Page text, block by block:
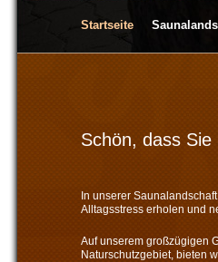
Startseite
Schön, dass
In unserer
Alltagsstress erholen und
Auf unserem großzügigen
Naturschutzgebiet, bieten